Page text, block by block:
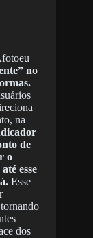
no
na
de
o
esse
Esse
dos